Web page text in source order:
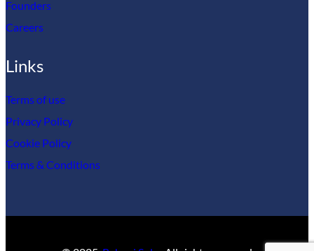
Founders
Careers
Links
Terms of use
Privacy Policy
Cookie Policy
Terms & Conditions